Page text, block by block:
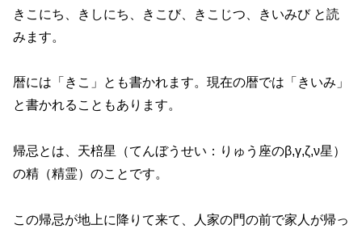
きこにち、きしにち、きこび、きこじつ、きいみび と読
みます。
暦には「きこ」とも書かれます。現在の暦では「きいみ」
と書かれることもあります。
帰忌とは、天棓星（てんぼうせい：りゅう座のβ,γ,ζ,ν星）
の精（精霊）のことです。
この帰忌が地上に降りて来て、人家の門の前で家人が帰っ